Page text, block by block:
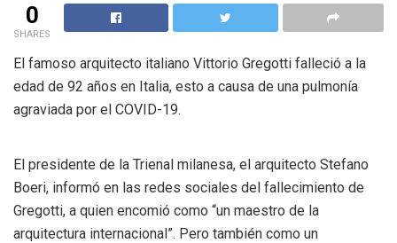
0
SHARES
El famoso arquitecto italiano Vittorio Gregotti falleció a la
edad de 92 años en Italia, esto a causa de una pulmonía
agraviada por el COVID-19.
El presidente de la Trienal milanesa, el arquitecto Stefano
Boeri, informó en las redes sociales del fallecimiento de
Gregotti, a quien encomió como “un maestro de la
arquitectura internacional”. Pero también como un